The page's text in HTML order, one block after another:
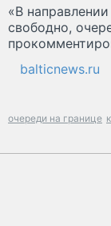
«В
свободно,
balticnews.ru
очереди на границе